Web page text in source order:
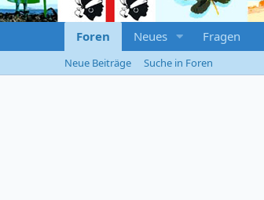
Foren Neues Fragen
Neue Beiträge Suche in Foren